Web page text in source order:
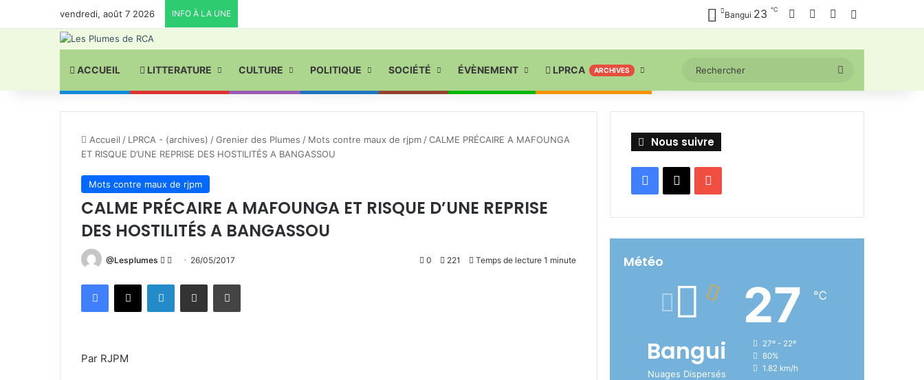
vendredi, août 7 2026 INFO À LA UNE Bangui 23 ℃ Facebook YouTube
ACCUEIL LITTERATURE CULTURE POLITIQUE SOCIÉTÉ ÉVÈNEMENT LPRCA ARCHIVES Rechercher
Accueil / LPRCA - (archives) /Grenier des Plumes / Mots contre maux de rjpm /CALME PRÉCAIRE A MAFOUNGA
ET RISQUE D’UNE REPRISE DES HOSTILITÉS A BANGASSOU
Mots contre maux de rjpm
CALME PRÉCAIRE A MAFOUNGA ET RISQUE D’UNE REPRISE
DES HOSTILITÉS A BANGASSOU
@Lesplumes
Follow
Envoyer
courriel
26/05/2017 0 221 Temps de lecture 1 minute
Facebook
X LinkedinPartager par email Imprimer
Par RJPM
Nous suivre
Facebook
X
Météo
Bangui
Nuages Dispersés
27 ℃
27º - 22º
80%
1.82 km/h